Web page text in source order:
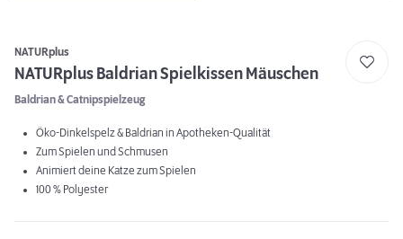
NATURplus
NATURplus Baldrian Spielkissen Mäuschen
Baldrian & Catnipspielzeug
Öko-Dinkelspelz & Baldrian in Apotheken-Qualität
Zum Spielen und Schmusen
Animiert deine Katze zum Spielen
100 % Polyester